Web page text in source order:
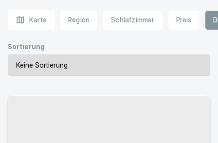
map Karte Region Schlafzimmer Preis
Sortierung